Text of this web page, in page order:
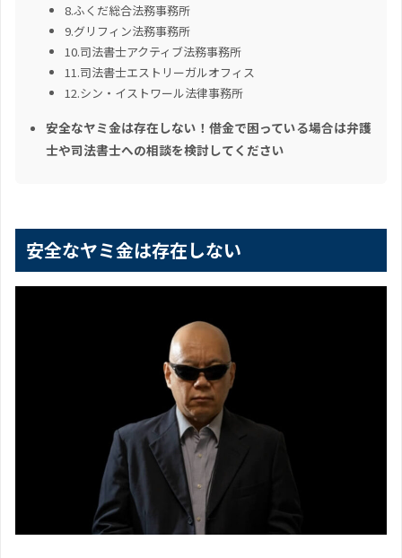
8.ふくだ総合法務事務所
9.グリフィン法務事務所
10.司法書士アクティブ法務事務所
11.司法書士エストリーガルオフィス
12.シン・イストワール法律事務所
安全なヤミ金は存在しない！借金で困っている場合は弁護
士や司法書士への相談を検討してください
安全なヤミ金は存在しない